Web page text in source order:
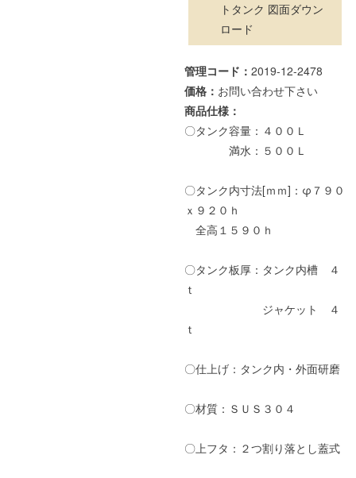
トタンク 図面ダウン
ロード
管理コード：2019-12-2478
価格： お問い合わせ下さい
商品仕様：
〇タンク容量：４００Ｌ
満水：５００Ｌ
〇タンク内寸法[ｍｍ]：φ７９０
ｘ９２０ｈ
全高１５９０ｈ
〇タンク板厚：タンク内槽 ４
ｔ
ジャケット ４
ｔ
〇仕上げ：タンク内・外面研磨
〇材質：ＳＵＳ３０４
〇上フタ：２つ割り落とし蓋式